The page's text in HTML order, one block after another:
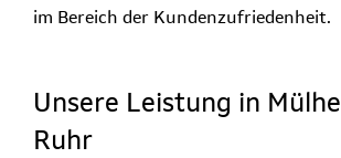
im Bereich der Kundenzufriedenheit.
Unsere Leistung in
Ruhr